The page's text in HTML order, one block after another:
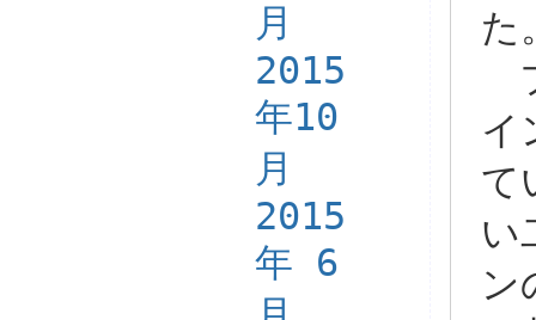
月
2015
年10
月
2015
年 6
た
イ
て
い
ン